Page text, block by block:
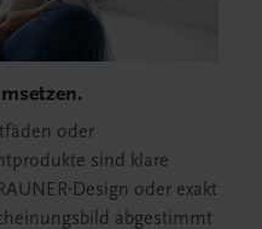
oder
sind klare
Design oder exakt
abgestimmt